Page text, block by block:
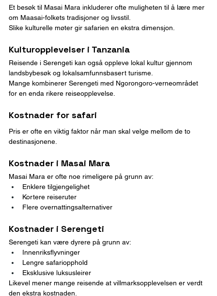
Et besøk til Masai Mara inkluderer ofte muligheten til å lære mer
om Maasai-folkets tradisjoner og livsstil.
Slike kulturelle møter gir safarien en ekstra dimensjon.
Kulturopplevelser i Tanzania
Reisende i Serengeti kan også oppleve lokal kultur gjennom
landsbybesøk og lokalsamfunnsbasert turisme.
Mange kombinerer Serengeti med Ngorongoro-verneområdet
for en enda rikere reiseopplevelse.
Kostnader for safari
Pris er ofte en viktig faktor når man skal velge mellom de to
destinasjonene.
Kostnader i Masai Mara
Masai Mara er ofte noe rimeligere på grunn av:
Enklere tilgjengelighet
Kortere reiseruter
Flere overnattingsalternativer
Kostnader i Serengeti
Serengeti kan være dyrere på grunn av:
Innenriksflyvninger
Lengre safariopphold
Eksklusive luksusleirer
Likevel mener mange reisende at villmarksopplevelsen er verdt
den ekstra kostnaden.